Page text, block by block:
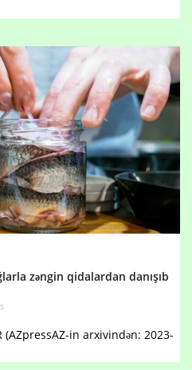
zəngin qidalardan danışıb
(AZpressAZ-in arxivindən: 2023-